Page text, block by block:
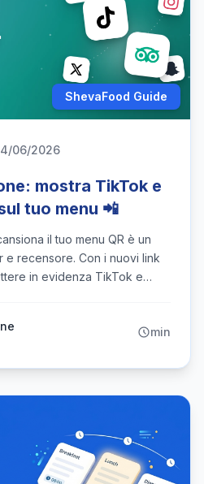
ShevaFood Guide
06/2026
mostra TikTok e
tuo menu 📲
il tuo menu QR è un
recensore. Con i nuovi link
in evidenza TikTok e
Inserisci il tuo nome
nella dashboard e un'iconamin